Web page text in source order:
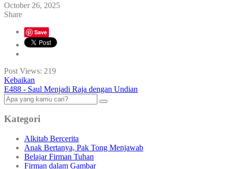
October 26, 2025
Share
Save
Post Views: 219
Kebaikan
E488 - Saul Menjadi Raja dengan Undian
Kategori
Alkitab Bercerita
Anak Bertanya, Pak Tong Menjawab
Belajar Firman Tuhan
Firman dalam Gambar